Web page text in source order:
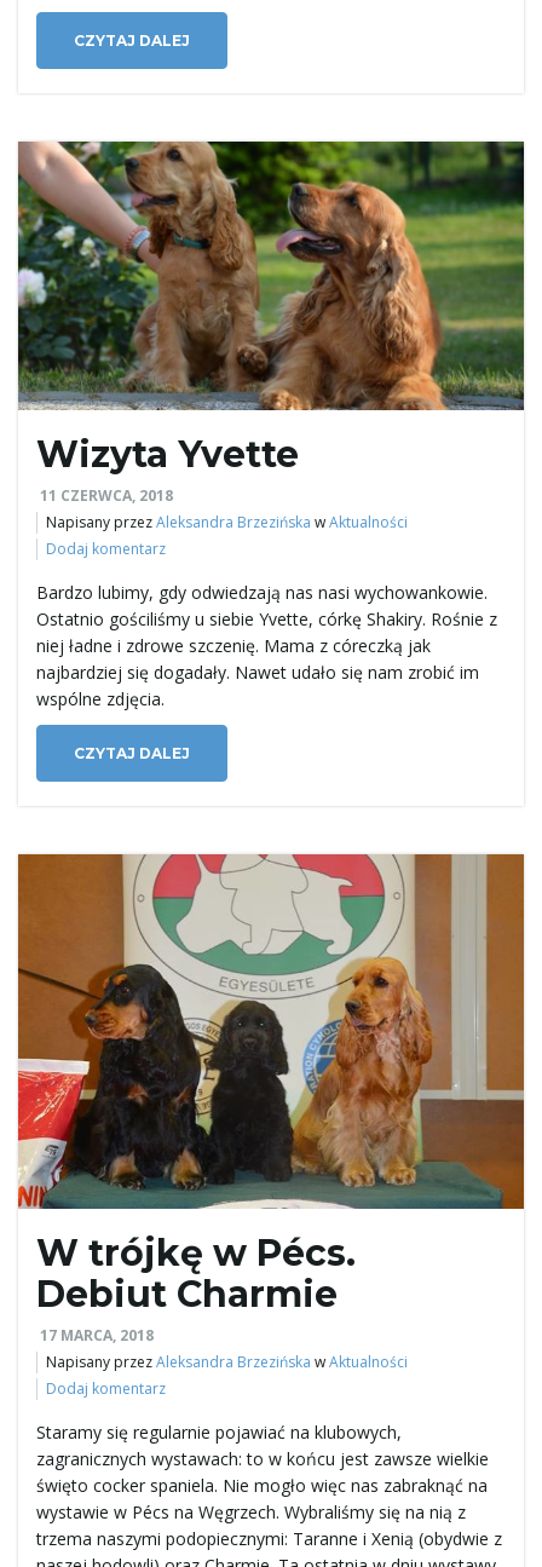
i
g
CZYTAJ DALEJ
Wizyta Yvette
11 CZERWCA, 2018
Napisany przezAleksandra Brzezińska wAktualności
Dodaj komentarz
Bardzo lubimy, gdy odwiedzają nas nasi wychowankowie.
Ostatnio gościliśmy u siebie Yvette, córkę Shakiry. Rośnie z
niej ładne i zdrowe szczenię. Mama z córeczką jak
najbardziej się dogadały. Nawet udało się nam zrobić im
wspólne zdjęcia.
CZYTAJ DALEJ
W trójkę w Pécs.
Debiut Charmie
17 MARCA, 2018
Napisany przezAleksandra Brzezińska wAktualności
Dodaj komentarz
Staramy się regularnie pojawiać na klubowych,
zagranicznych wystawach: to w końcu jest zawsze wielkie
święto cocker spaniela. Nie mogło więc nas zabraknąć na
wystawie w Pécs na Węgrzech. Wybraliśmy się na nią z
trzema naszymi podopiecznymi: Taranne i Xenią (obydwie z